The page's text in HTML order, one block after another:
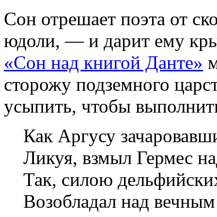
Сон отрешает поэта от
юдоли, — и дарит ему
«Сон над книгой Данте»
сторожу подземного
усыпить, чтобы
Как Аргусу
Ликуя, взмыл Гермес
Так, силою
Возобладал над